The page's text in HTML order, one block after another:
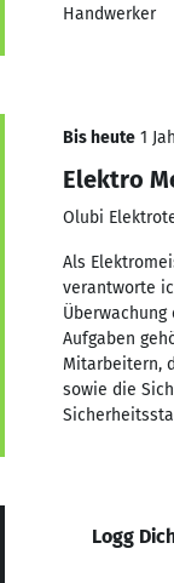
Handwerker
Bis heute 1
Elektro
Olubi
Als
verantworte
Aufgaben
Mitarbeitern,
sowie die
Logg